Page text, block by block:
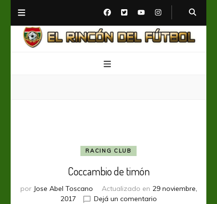
RACING CLUB
Coccambio de timón
por Jose Abel Toscano Actualizado en 29 noviembre,
2017
Dejá un comentarioen